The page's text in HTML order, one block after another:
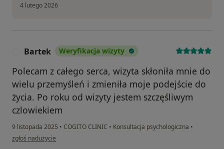
4 lutego 2026
Bartek Weryfikacja wizyty
Polecam z całego serca, wizyta skłoniła mnie do
wielu przemyśleń i zmieniła moje podejście do
życia. Po roku od wizyty jestem szczęśliwym
czlowiekiem
9 listopada 2025 • COGITO CLINIC • Konsultacja psychologiczna •
w opinii użytkownika Bartek
zgłoś nadużycie